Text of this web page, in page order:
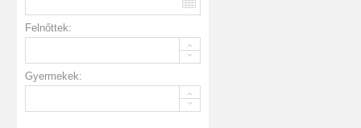
Felnőttek:
Gyermekek: